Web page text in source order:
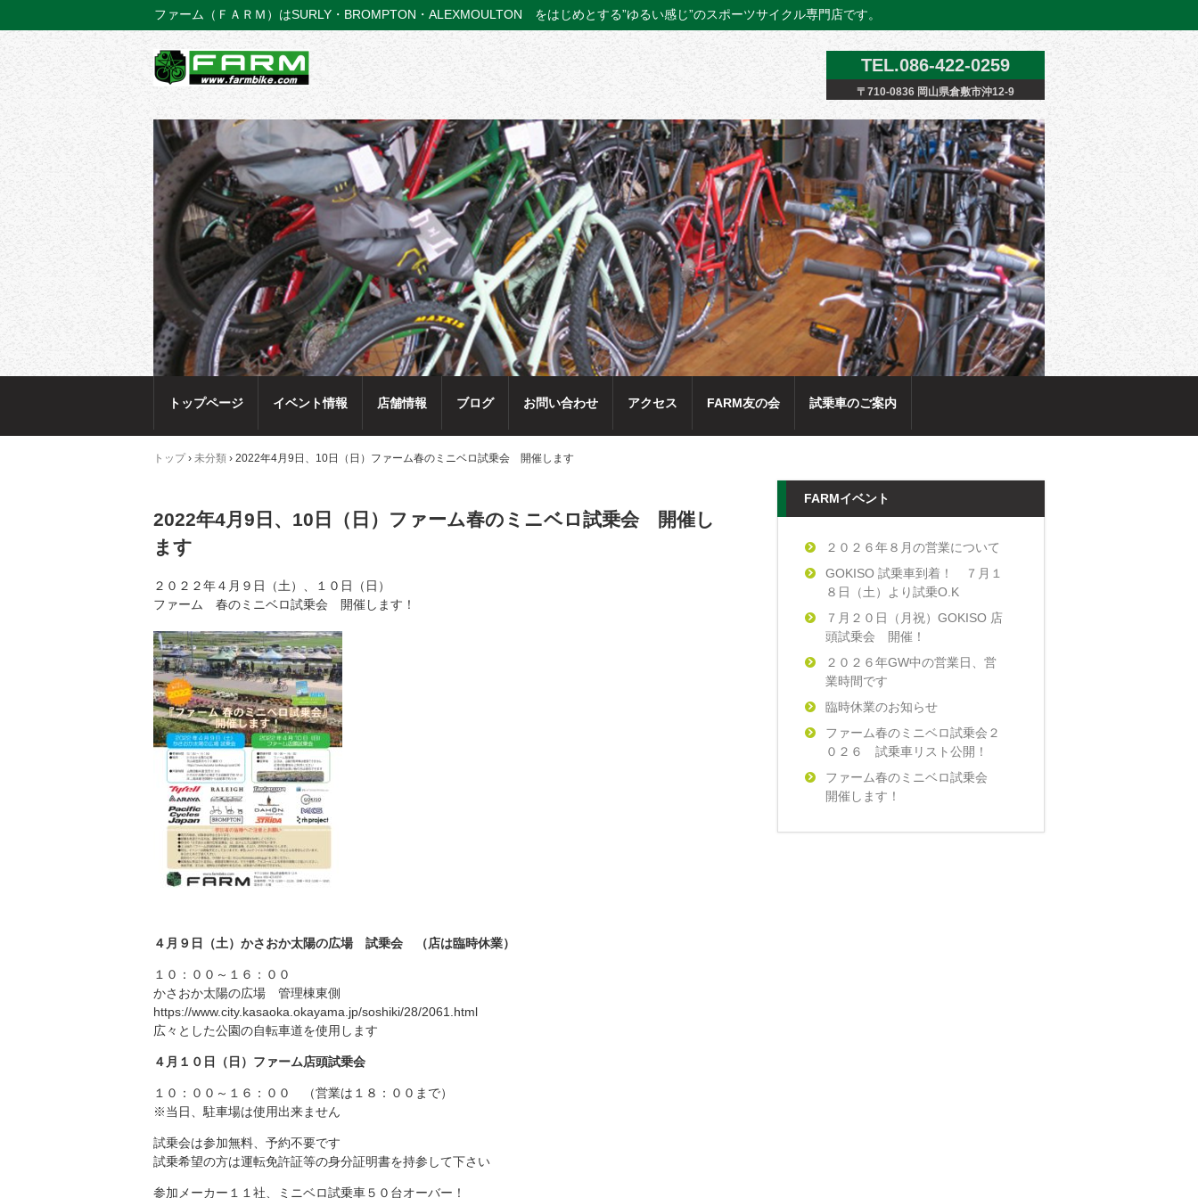
ファーム（ＦＡＲＭ）はSURLY・BROMPTON・ALEXMOULTON をはじめとする”ゆるい感じ”のスポーツサイクル専門店です。
TEL.086-422-0259
〒710-0836 岡山県倉敷市沖12-9
トップページ イベント情報 店舗情報 ブログ お問い合わせ アクセス FARM友の会 試乗車のご案内
トップ › 未分類 › 2022年4月9日、10日（日）ファーム春のミニベロ試乗会 開催します
2022年4月9日、10日（日）ファーム春のミニベロ試乗会 開催し
ます
２０２２年４月９日（土）、１０日（日）
ファーム 春のミニベロ試乗会 開催します！
４月９日（土）かさおか太陽の広場 試乗会 （店は臨時休業）
１０：００～１６：００
かさおか太陽の広場 管理棟東側
https://www.city.kasaoka.okayama.jp/soshiki/28/2061.html
広々とした公園の自転車道を使用します
４月１０日（日）ファーム店頭試乗会
１０：００～１６：００ （営業は１８：００まで）
※当日、駐車場は使用出来ません
試乗会は参加無料、予約不要です
試乗希望の方は運転免許証等の身分証明書を持参して下さい
参加メーカー１１社、ミニベロ試乗車５０台オーバー！
FARMイベント
２０２６年８月の営業について
GOKISO 試乗車到着！ ７月１
８日（土）より試乗O.K
７月２０日（月祝）GOKISO 店
頭試乗会 開催！
２０２６年GW中の営業日、営
業時間です
臨時休業のお知らせ
ファーム春のミニベロ試乗会２
０２６ 試乗車リスト公開！
ファーム春のミニベロ試乗会
開催します！